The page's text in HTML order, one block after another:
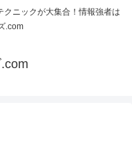
クニックが大集合！情報強者は
.com